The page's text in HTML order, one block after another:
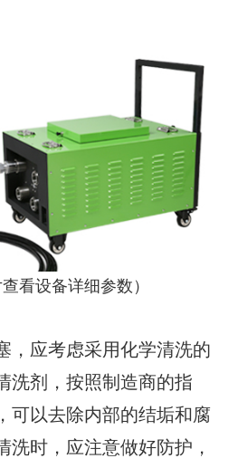
查看设备详细参数）
，应考虑采用化学清洗的
洗剂，按照制造商的指
可以去除内部的结垢和腐
洗时，应注意做好防护，